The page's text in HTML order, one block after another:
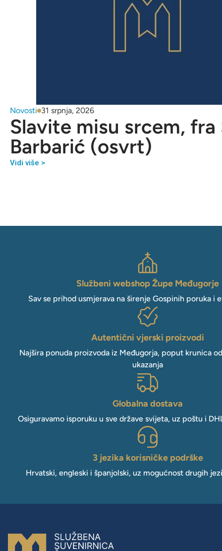
Novosti 31 srpnja, 2026
Slavite misu srcem, fra
Barbarić (osvrt)
Vidi više >
Službeni webshop Župe Međugorje
Sav se prihod usmjerava na širenje Gospinih poruka i
Autentični vjerski proizvodi
Najšira ponuda proizvoda iz Međugorja, poput krunica
ukazanja
Globalna dostava
Osiguravamo isporuku u sve države svijeta, uz poštu i
3 jezika korisničke podrške
Hrvatski, engleski i španjolski, uz mogućnost drugih